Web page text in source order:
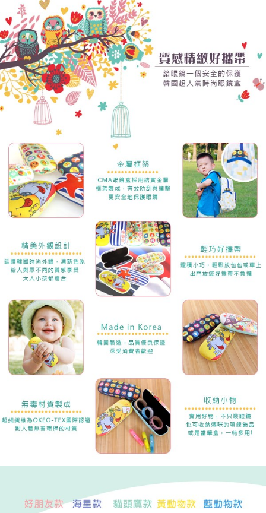
https://aftee.tw/terms/#terms3
３．未成年的使用者請事先徵得法定代理人或監護人之同意方可使用
「AFTEE先享後付」，若未經同意申辦者引起之損失，本公司不負相關責
任。
４．使用「AFTEE先享後付」時，將依據個別帳號之用戶狀況，依本公司即
時審查核予不同之上限額度；若仍有額度不足之情形，本公司將視審查結果
請求用戶進行身份認證。
５．嚴禁一人註冊多個帳號或使用他人資訊註冊。若發現惡意使用之情形，
恩沛科技股份有限公司將有權停止該用戶之使用額度並採取法律行動。